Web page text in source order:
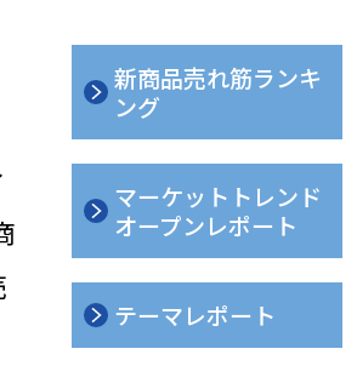
新商品売れ筋ランキ
ング
マーケットトレンド
オープンレポート
テーマレポート